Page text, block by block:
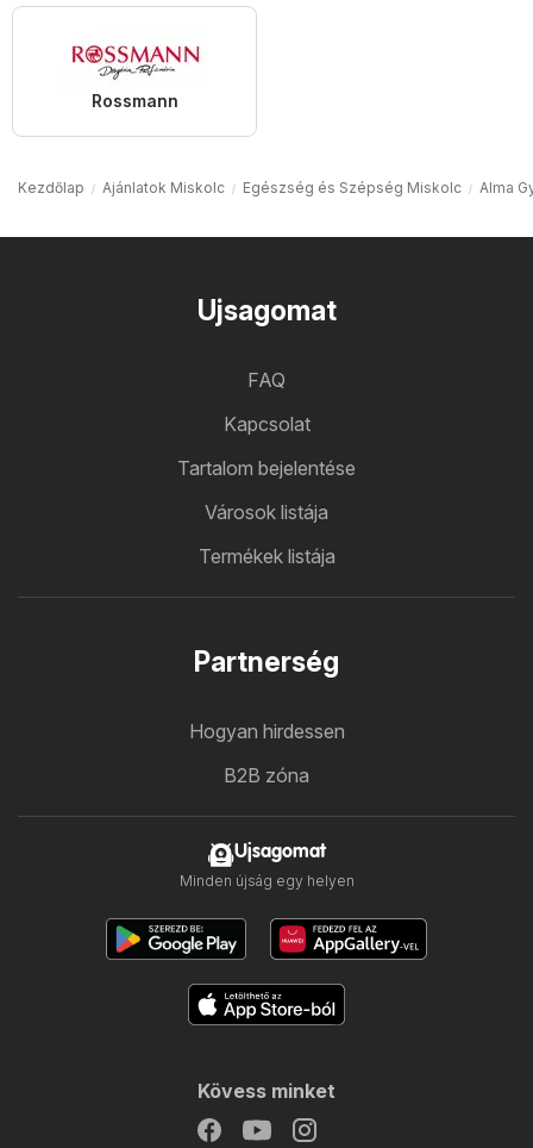
Rossmann
Kezdőlap Ajánlatok Miskolc Egészség és Szépség Miskolc Alma
Ujsagomat
FAQ
Kapcsolat
Tartalom bejelentése
Városok listája
Termékek listája
Partnerség
Hogyan hirdessen
B2B zóna
Ujsagomat
Minden újság egy helyen
Kövess minket